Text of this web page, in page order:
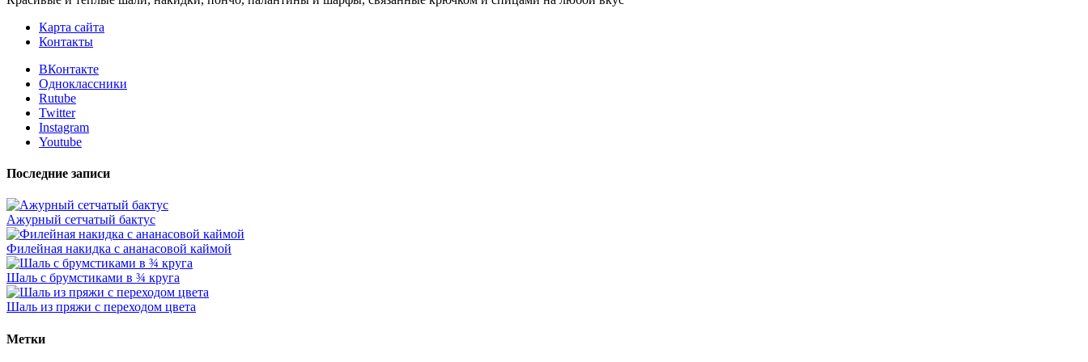
Карта сайта
Контакты
ВКонтакте
Одноклассники
Rutube
Twitter
Instagram
Youtube
Последние записи
Ажурный сетчатый бактус
Филейная накидка с ананасовой каймой
Шаль с брумстиками в ¾ круга
Шаль из пряжи с переходом цвета
Метки